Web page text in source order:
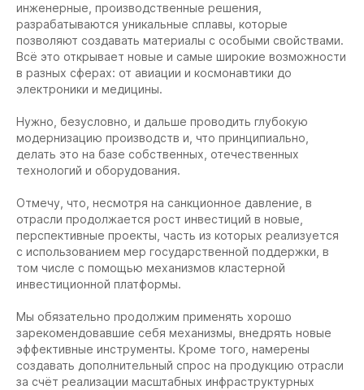
инженерные, производственные решения,
разрабатываются уникальные сплавы, которые
позволяют создавать материалы с особыми свойствами.
Всё это открывает новые и самые широкие возможности
в разных сферах: от авиации и космонавтики до
электроники и медицины.
Нужно, безусловно, и дальше проводить глубокую
модернизацию производств и, что принципиально,
делать это на базе собственных, отечественных
технологий и оборудования.
Отмечу, что, несмотря на санкционное давление, в
отрасли продолжается рост инвестиций в новые,
перспективные проекты, часть из которых реализуется
с использованием мер государственной поддержки, в
том числе с помощью механизмов кластерной
инвестиционной платформы.
Мы обязательно продолжим применять хорошо
зарекомендовавшие себя механизмы, внедрять новые
эффективные инструменты. Кроме того, намерены
создавать дополнительный спрос на продукцию отрасли
за счёт реализации масштабных инфраструктурных